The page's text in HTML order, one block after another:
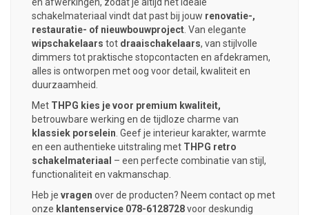
schakelmateriaal vindt dat past bij jouw renovatie-,
restauratie- of nieuwbouwproject . Van elegante
wipschakelaars tot draaischakelaars, van stijlvolle
dimmers tot praktische stopcontacten en afdekramen,
alles is ontworpen met oog voor detail, kwaliteit en
duurzaamheid.
Met THPG kies je voor premium kwaliteit,
betrouwbare werking en de tijdloze charme van
klassiek porselein . Geef je interieur karakter, warmte
en een authentieke uitstraling met THPG retro
schakelmateriaal – een perfecte combinatie van stijl,
functionaliteit en vakmanschap.
Heb je vragen over de producten? Neem contact op met
onze klantenservice 078-6128728voor deskundig